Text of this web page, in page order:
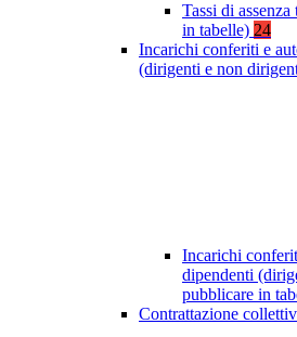
Tassi di
in tabelle) 24
Incarichi conferiti e
(dirigenti e non
Incarichi
dipendenti
pubblicare in
Contrattazione